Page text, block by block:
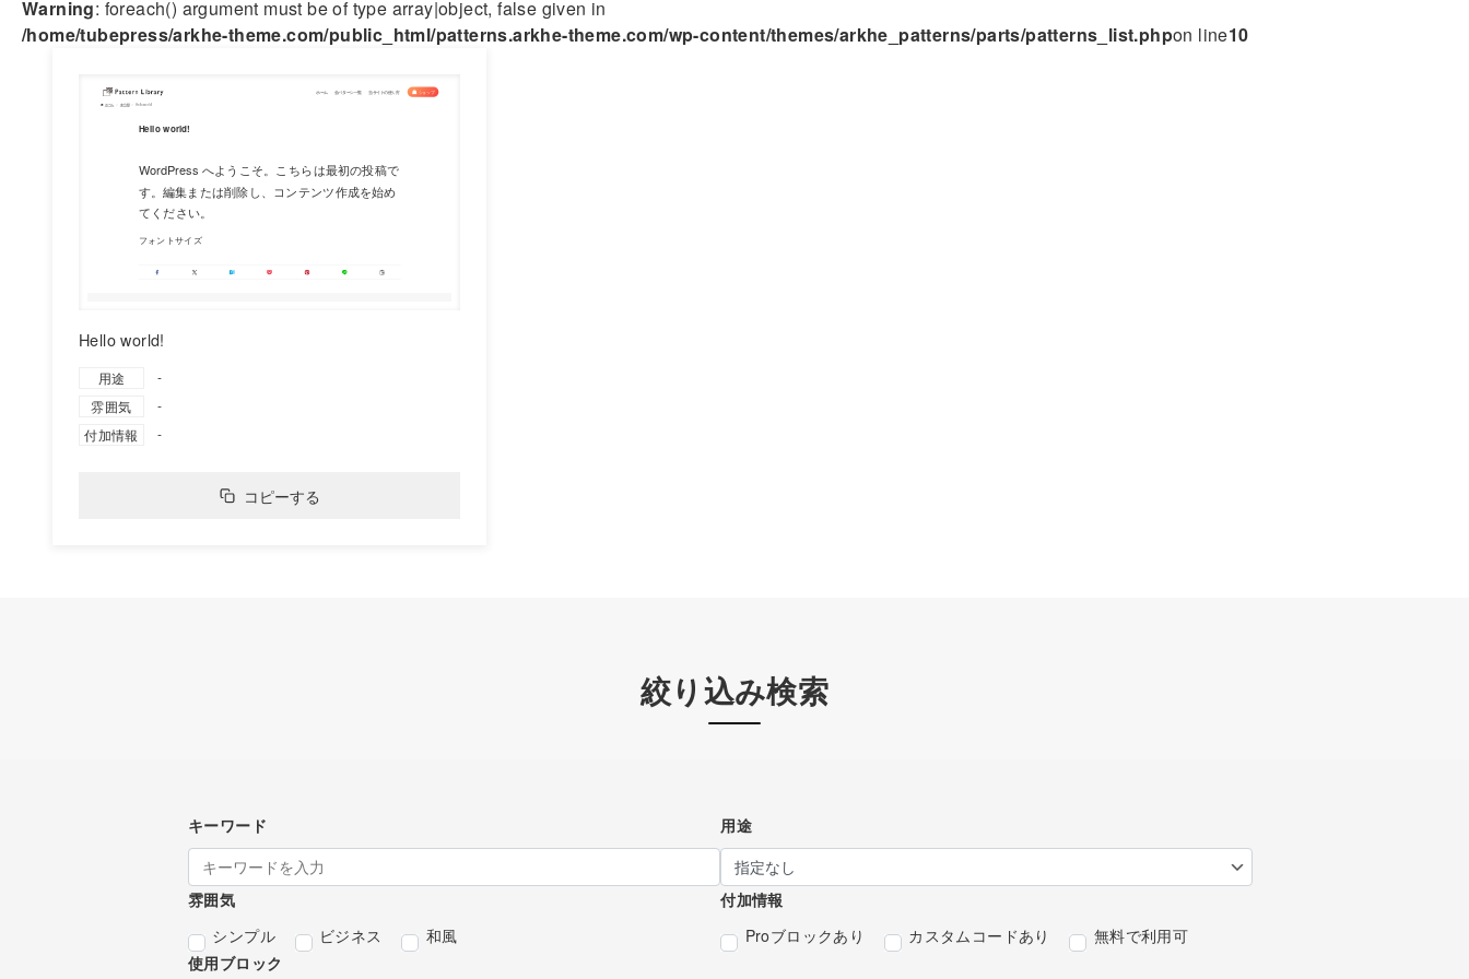
Warning: foreach() argument must be of type array|object, false given in
/home/tubepress/arkhe-theme.com/public_html/patterns.arkhe-theme.com/wp-content/themes/arkhe_patterns/parts/patterns_list.phpon line10
Hello world!
用途
-
雰囲気
-
付加情報
-
コピーする
絞り込み検索
キーワード 用途
雰囲気
シンプル
ビジネス 和風
付加情報
Proブロックあり
カスタムコードあり
無料で利用可
使用ブロック